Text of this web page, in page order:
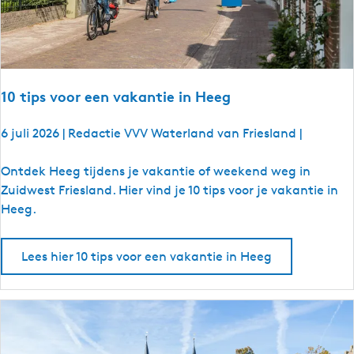
n
t
i
e
i
L
n
g
w
e
10 tips voor een vakantie in Heeg
6 juli 2026 | Redactie VVV Waterland van Friesland |
1
0
t
o
Ontdek Heeg tijdens je vakantie of weekend weg in
Zuidwest Friesland. Hier vind je 10 tips voor je vakantie in
Heeg.
Lees hier 10 tips voor een vakantie in Heeg